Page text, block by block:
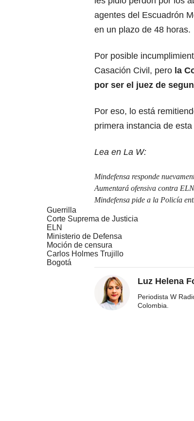
agentes del Escuadrón
en un plazo de 48 horas.
Por posible
Casación Civil, pero la
por ser el juez de
Por eso, lo está
primera instancia de esta
Lea en La W:
Mindefensa responde
Aumentará ofensiva contra
Mindefensa pide a la Policía
Guerrilla
Corte Suprema de Justicia
ELN
Ministerio de Defensa
Moción de censura
Carlos Holmes Trujillo
Bogotá
Luz Helena
Periodista W
Colombia.